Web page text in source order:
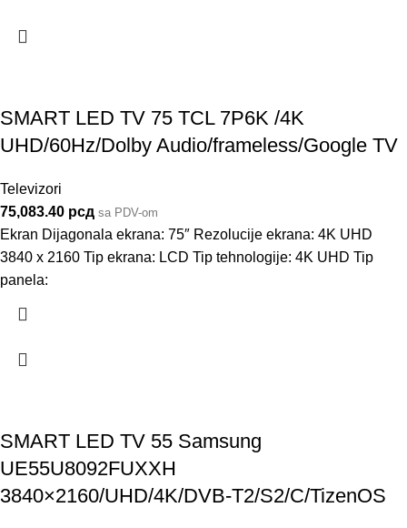
SMART LED TV 75 TCL 7P6K /4K
UHD/60Hz/Dolby Audio/frameless/Google TV
Televizori
75,083.40 рсд sa PDV-om
Ekran Dijagonala ekrana: 75″ Rezolucije ekrana: 4K UHD
3840 x 2160 Tip ekrana: LCD Tip tehnologije: 4K UHD Tip
panela:
SMART LED TV 55 Samsung
UE55U8092FUXXH
3840×2160/UHD/4K/DVB-T2/S2/C/TizenOS